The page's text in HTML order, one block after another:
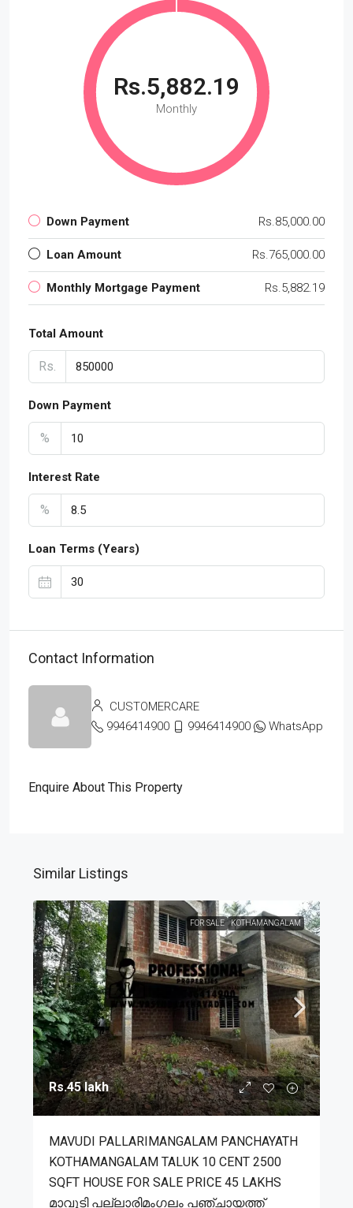
Rs.5,882.19
Monthly
Down Payment Rs.85,000.00
Loan Amount Rs.765,000.00
Monthly Mortgage Payment Rs.5,882.19
Total Amount
Rs.
Down Payment
%
Interest Rate
%
Loan Terms (Years)
Contact Information
CUSTOMERCARE
9946414900
9946414900 WhatsApp
Enquire About This Property
Similar Listings
FOR SALE KOTHAMANGALAM
Rs.45 lakh
MAVUDI PALLARIMANGALAM PANCHAYATH
KOTHAMANGALAM TALUK 10 CENT 2500
SQFT HOUSE FOR SALE PRICE 45 LAKHS
മാവുടി പല്ലാരിമംഗലം പഞ്ചായത്ത്